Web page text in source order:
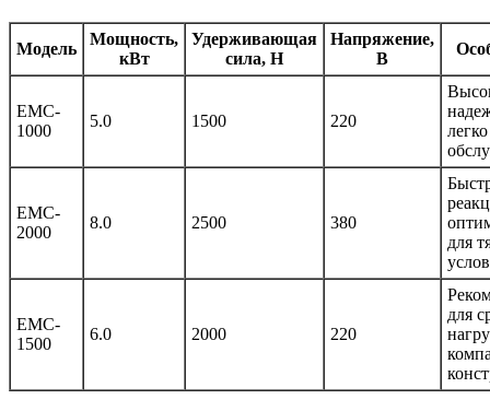
Модель
Мощность,
кВт
Удерживающая
сила, Н
Напряжение,
В
EMC-
1000
5.0 1500 220
легко
EMC-
2000
8.0 2500 380
для
EMC-
1500
6.0 2000 220
для